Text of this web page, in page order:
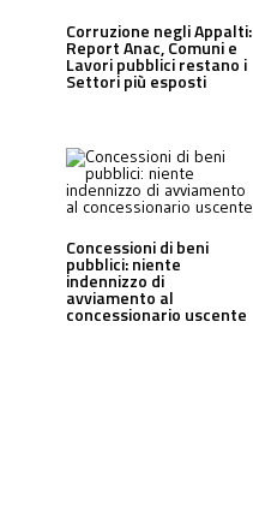
Corruzione negli Appalti:
Report Anac, Comuni e
Lavori pubblici restano i
Settori più esposti
Concessioni di beni
pubblici: niente
indennizzo di
avviamento al
concessionario uscente